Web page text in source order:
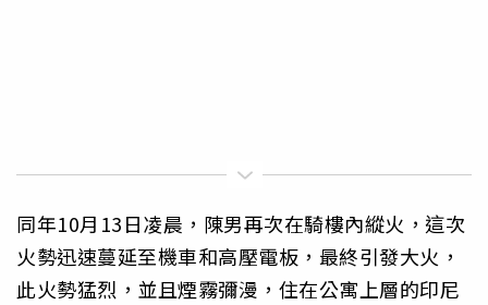
同年10月13日凌晨，陳男再次在騎樓內縱火，這次
火勢迅速蔓延至機車和高壓電板，最終引發大火，
此火勢猛烈，並且煙霧彌漫，住在公寓上層的印尼